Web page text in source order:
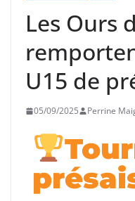
Les Ours
U15 de
05/09/2025 Perrine